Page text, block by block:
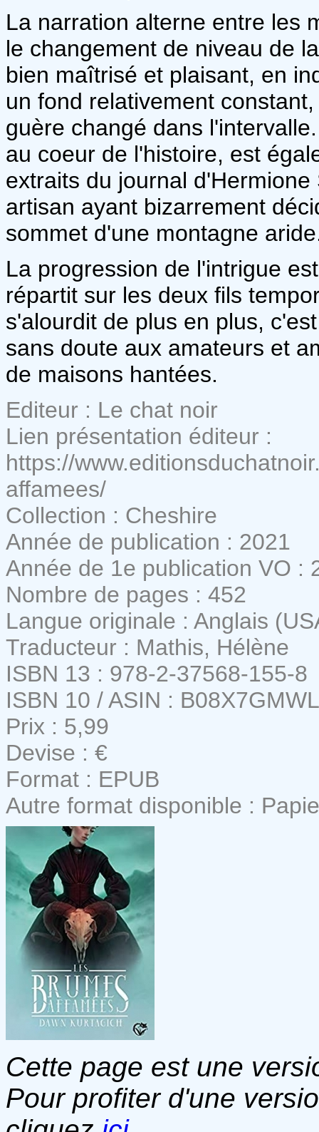
La narration alterne entre les
le changement de niveau de
bien maîtrisé et plaisant, en
un fond relativement
guère changé dans
au coeur de l'histoire, est
extraits du journal
artisan ayant bizarrement
sommet d'une montagne
La progression de l'intrigue
répartit sur les deux fils
s'alourdit de plus en plus,
sans doute aux amateurs et
de maisons hantées.
Editeur : Le chat noir
Lien présentation éditeur :
https://
affamees/
Collection : Cheshire
Année de publication : 2021
Année de 1e publication VO :
Nombre de pages : 452
Langue originale : Anglais
Traducteur : Mathis, Hélène
ISBN 13 : 978-2-37568-155-8
ISBN 10 / ASIN :
Prix : 5,99
Devise : €
Format : EPUB
Autre format disponible :
Cette page est une
Pour profiter d'une